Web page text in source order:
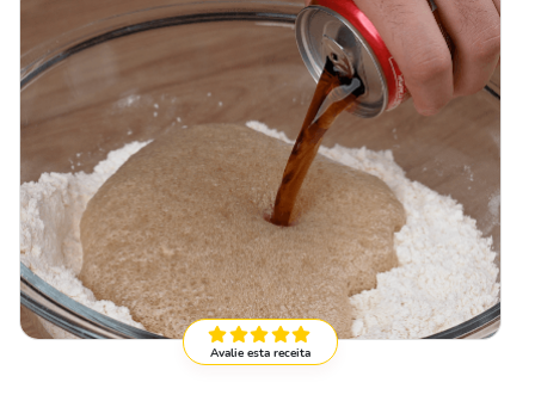
Avalie esta receita